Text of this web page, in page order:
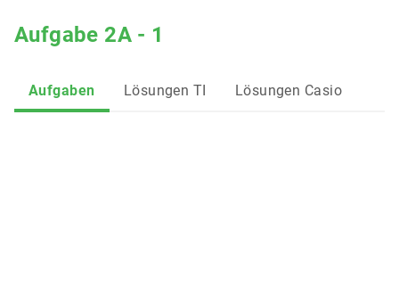
Aufgabe 2A - 1
Aufgaben Lösungen TI Lösungen Casio